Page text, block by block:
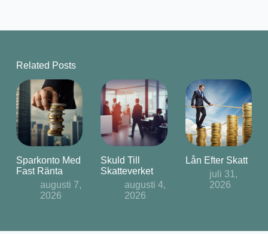
Related Posts
Sparkonto Med
Fast Ränta
augusti 7,
2026
Skuld Till
Skatteverket
augusti 4,
2026
Lån Efter Skatt
juli 31,
2026